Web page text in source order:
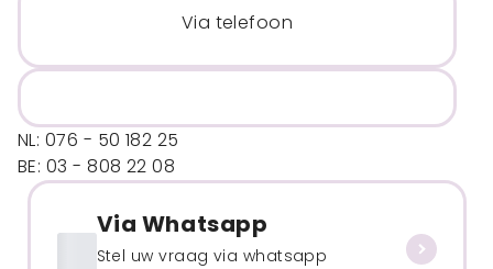
Via telefoon
NL: 076 - 50 182 25
BE: 03 - 808 22 08
Via Whatsapp
Stel uw vraag via whatsapp